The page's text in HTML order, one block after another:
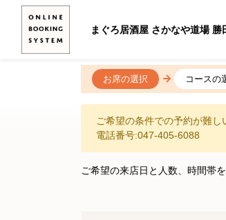
まぐろ居酒屋 さかなや道場 勝
お席の選択 コースの
ご希望の条件での予約が難
電話番号:047-405-6088
ご希望の来店日と人数、時間帯